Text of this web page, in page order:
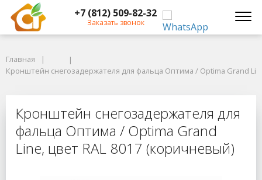
+7 (812) 509-82-32
Заказать звонок
Кронштейн снегозадержателя для фальца Оптима / Optima Grand
Кронштейн снегозадержателя
Главная
Кронштейн снегозадержателя для фальца Оптима / Optima Grand
Кронштейн снегозадержателя для
фальца Оптима / Optima Grand
Line, цвет RAL 8017 (коричневый)